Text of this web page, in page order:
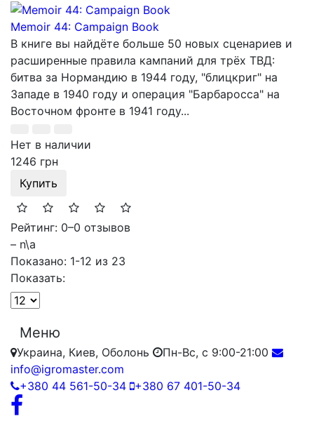
Memoir 44: Campaign Book
В книге вы найдёте больше 50 новых сценариев и
расширенные правила кампаний для трёх ТВД:
битва за Нормандию в 1944 году, "блицкриг" на
Западе в 1940 году и операция "Барбаросса" на
Восточном фронте в 1941 году...
Нет в наличии
1246 грн
Купить
Рейтинг: 0–0 отзывов
– n\a
Показано: 1-12 из 23
Показать:
Меню
Украина, Киев, Оболонь
Пн-Вс, с 9:00-21:00
info@igromaster.com
+380 44 561-50-34
+380 67 401-50-34